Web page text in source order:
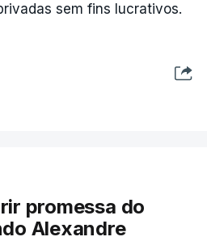
sem fins lucrativos.
promessa do
Alexandre